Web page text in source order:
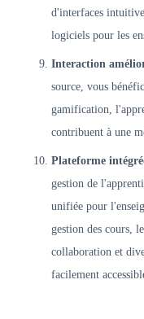
d'interfaces
logiciels pour les
Interaction
source, vous
gamification,
contribuent à une
Plateforme
gestion de
unifiée pour
gestion des cours,
collaboration et
facilement